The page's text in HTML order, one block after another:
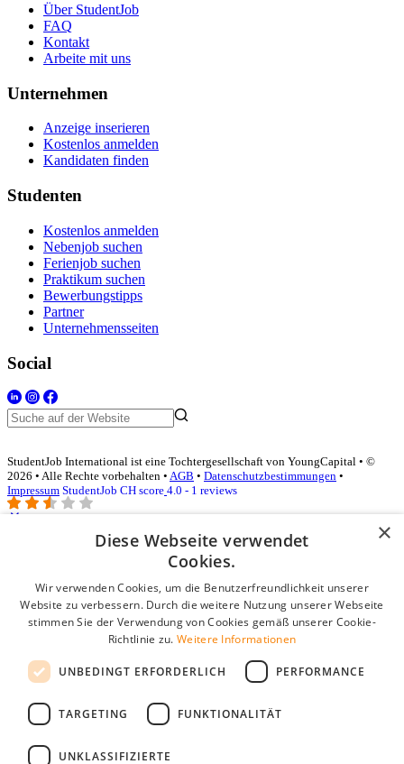
Über StudentJob
FAQ
Kontakt
Arbeite mit uns
Unternehmen
Anzeige inserieren
Kostenlos anmelden
Kandidaten finden
Studenten
Kostenlos anmelden
Nebenjob suchen
Ferienjob suchen
Praktikum suchen
Bewerbungstipps
Partner
Unternehmensseiten
Social
StudentJob International ist eine Tochtergesellschaft von YoungCapital • ©
2026 • Alle Rechte vorbehalten • AGB • Datenschutzbestimmungen •
Impressum StudentJob CH score 4.0 - 1 reviews
Login für Unternehmen
E-Mail*
Passwort
Angemeldet bleiben
Passwort vergessen?
Kostenloses Unternehmensprofil
×
Diese Webseite verwendet
Cookies.
Wir verwenden Cookies, um die Benutzerfreundlichkeit unserer
Website zu verbessern. Durch die weitere Nutzung unserer Webseite
stimmen Sie der Verwendung von Cookies gemäß unserer Cookie-
Richtlinie zu. Weitere Informationen
UNBEDINGT ERFORDERLICH PERFORMANCE
TARGETING FUNKTIONALITÄT
UNKLASSIFIZIERTE